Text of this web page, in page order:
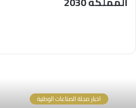
اخبار مجلة الصناعات الوطنية